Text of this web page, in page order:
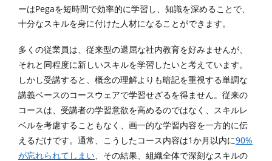
ーはPegaを短時間で効率的に学習し、知識を深めることで、
十分なスキルを身に付けた人材になることができます。
多くの従業員は、従来型の退屈な社内教育を好みませんが、
それと同程度に新しいスキルを学習したいと考えています。
しかし受講すると、概念の理解よりも暗記を重視する単調な
講義ベースのコースウェアで学習せざるを得ません。従来の
コースは、受講者の学習意欲を高めるのではなく、スキルレ
ベルを考慮することもなく、画一的な学習内容を一方的に伝
えるだけです。通常、こうしたコース内容は1か月以内に90%
が忘れられてしまい 、その結果、組織全体で深刻なスキルの